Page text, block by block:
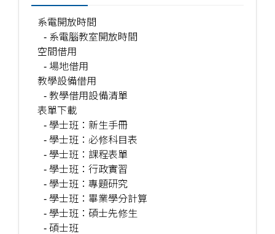
系電開放時間
- 系電腦教室開放時間
空間借用
- 場地借用
教學設備借用
- 教學借用設備清單
表單下載
- 學士班：新生手冊
- 學士班：必修科目表
- 學士班：課程表單
- 學士班：行政實習
- 學士班：專題研究
- 學士班：畢業學分計算
- 學士班：碩士先修生
- 碩士班